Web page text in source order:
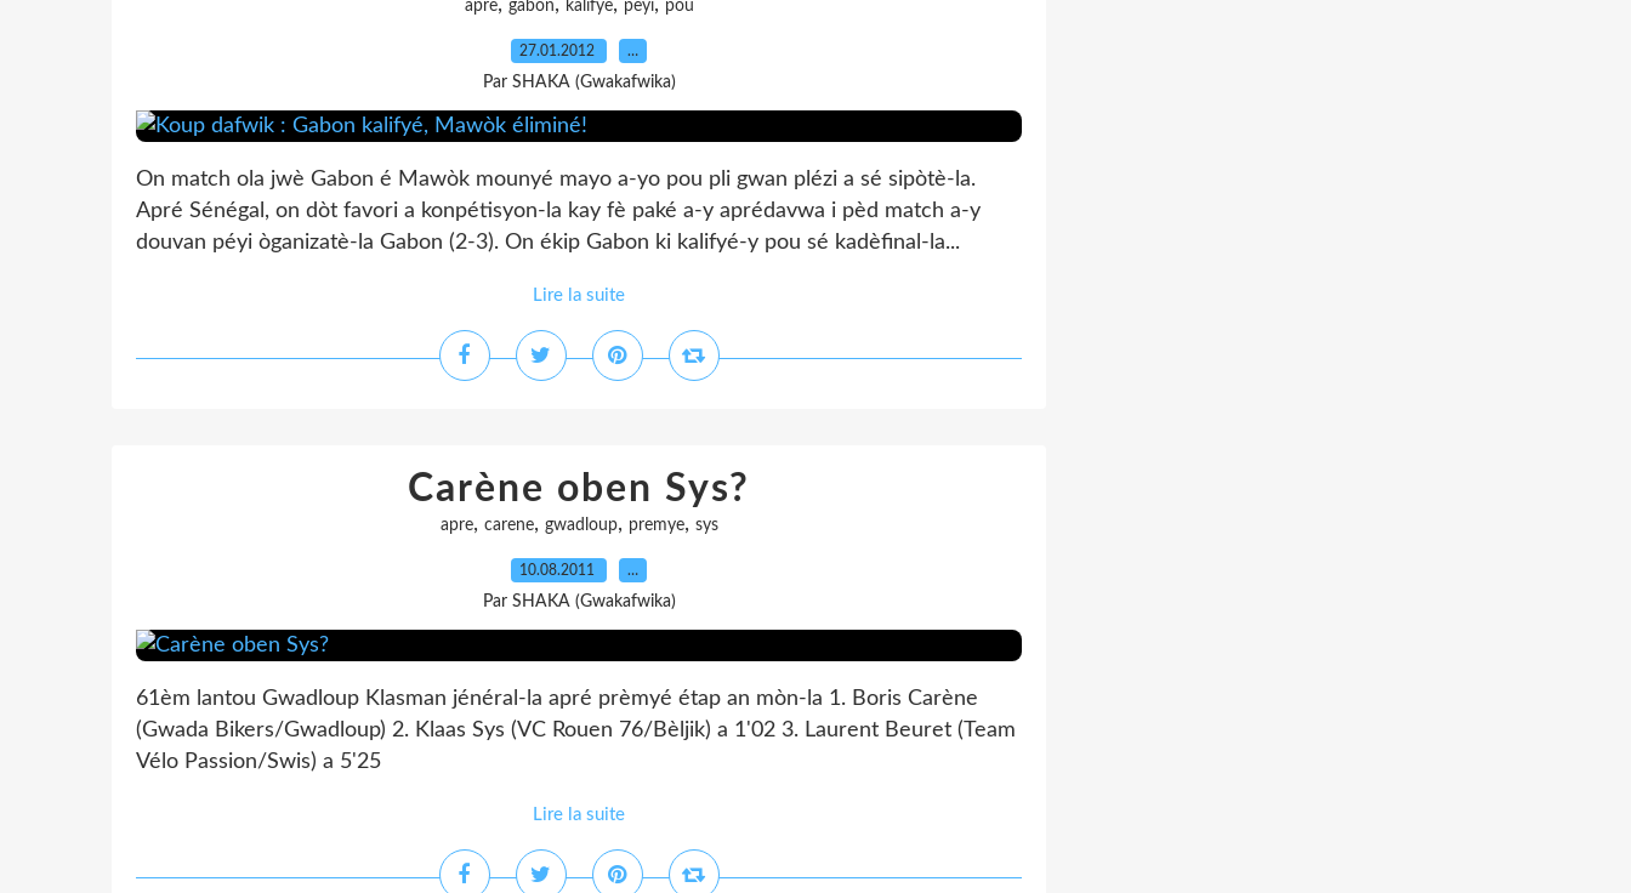
apre, gabon, kalifye, peyi, pou
27.01.2012 …
Par SHAKA (Gwakafwika)
On match ola jwè Gabon é Mawòk mounyé mayo a-yo pou pli gwan plézi a sé sipòtè-la.
Apré Sénégal, on dòt favori a konpétisyon-la kay fè paké a-y aprédavwa i pèd match a-y
douvan péyi òganizatè-la Gabon (2-3). On ékip Gabon ki kalifyé-y pou sé kadèfinal-la...
Lire la suite
Carène oben Sys?
apre, carene, gwadloup, premye, sys
10.08.2011 …
Par SHAKA (Gwakafwika)
61èm lantou Gwadloup Klasman jénéral-la apré prèmyé étap an mòn-la 1. Boris Carène
(Gwada Bikers/Gwadloup) 2. Klaas Sys (VC Rouen 76/Bèljik) a 1'02 3. Laurent Beuret (Team
Vélo Passion/Swis) a 5'25
Lire la suite